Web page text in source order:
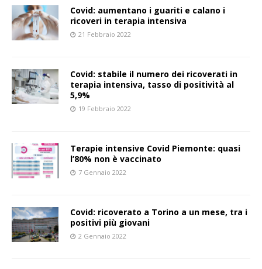
Covid: aumentano i guariti e calano i
ricoveri in terapia intensiva
21 Febbraio 2022
Covid: stabile il numero dei ricoverati in
terapia intensiva, tasso di positività al
5,9%
19 Febbraio 2022
Terapie intensive Covid Piemonte: quasi
l’80% non è vaccinato
7 Gennaio 2022
Covid: ricoverato a Torino a un mese, tra i
positivi più giovani
2 Gennaio 2022